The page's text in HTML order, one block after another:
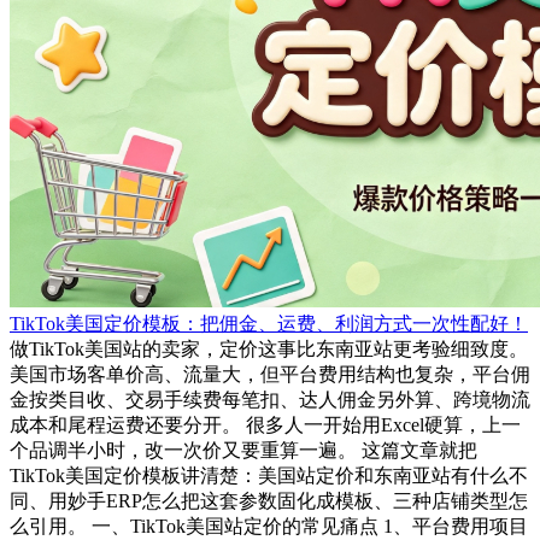
TikTok美国定价模板：把佣金、运费、利润方式一次性配好！
做TikTok美国站的卖家，定价这事比东南亚站更考验细致度。
美国市场客单价高、流量大，但平台费用结构也复杂，平台佣
金按类目收、交易手续费每笔扣、达人佣金另外算、跨境物流
成本和尾程运费还要分开。 很多人一开始用Excel硬算，上一
个品调半小时，改一次价又要重算一遍。 这篇文章就把
TikTok美国定价模板讲清楚：美国站定价和东南亚站有什么不
同、用妙手ERP怎么把这套参数固化成模板、三种店铺类型怎
么引用。 一、TikTok美国站定价的常见痛点 1、平台费用项目